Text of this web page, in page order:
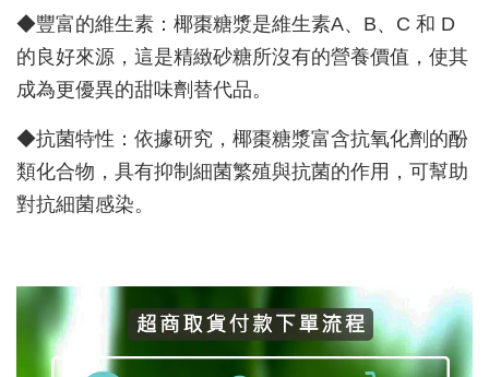
◆豐富的維生素：椰棗糖漿是維生素A、B、C 和 D
的良好來源，這是精緻砂糖所沒有的營養價值，使其
成為更優異的甜味劑替代品。
◆抗菌特性：依據研究，椰棗糖漿富含抗氧化劑的酚
類化合物，具有抑制細菌繁殖與抗菌的作用，可幫助
對抗細菌感染。